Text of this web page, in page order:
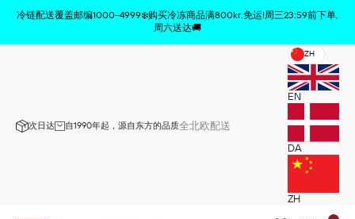
冷链配送覆盖邮编1000–4999❄️购买冷冻商品满800kr.免运!周三23:59前下单,
周六送达🚚
次日达 自1990年起，源自东方的品质全北欧配送
ZH
EN
DA
ZH
商品已从购物车中删除 x